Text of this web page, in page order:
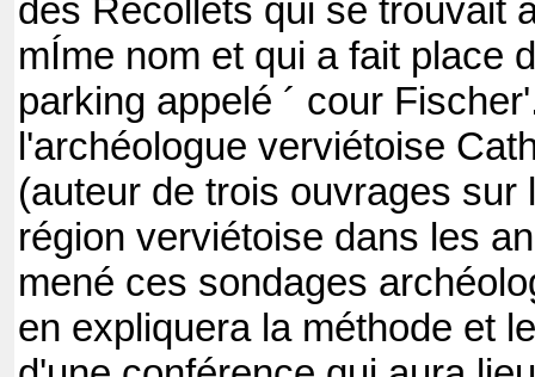
des Récollets qui se trouvait
mÍme nom et qui a fait place
parking appelé ´ cour
l'archéologue verviétoise
(auteur de trois ouvrages sur
région verviétoise dans les
mené ces sondages
en expliquera la méthode et